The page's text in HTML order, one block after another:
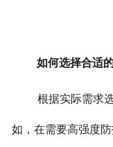
如何选择合适
根据实际需求
如，在需要高强度